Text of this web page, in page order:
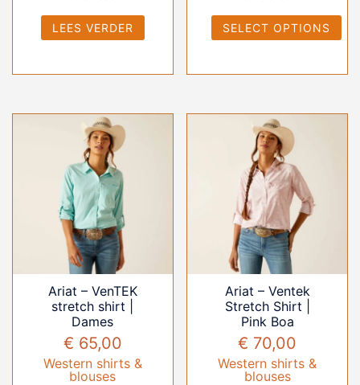
LEES VERDER SELECT OPTIONS
Ariat – VenTEK
stretch shirt |
Dames
€ 65,00
Western shirts &
blouses
Ariat – Ventek
Stretch Shirt |
Pink Boa
€ 70,00
Western shirts &
blouses